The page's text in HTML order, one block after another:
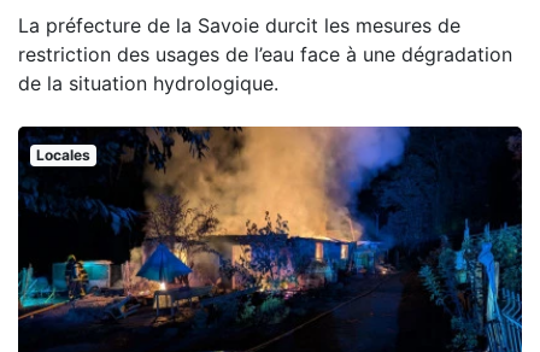
La préfecture de la Savoie durcit les mesures de
restriction des usages de l’eau face à une dégradation
de la situation hydrologique.
Locales